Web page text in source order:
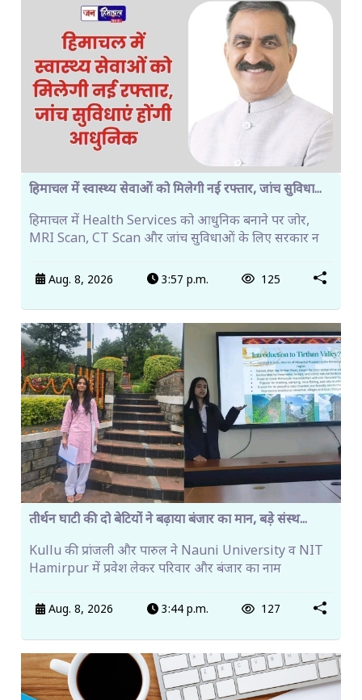
हिमाचल में स्वास्थ्य सेवाओं को मिलेगी नई रफ्तार, जांच सुविधा...
हिमाचल में Health Services को आधुनिक बनाने पर जोर,
MRI Scan, CT Scan और जांच सुविधाओं के लिए सरकार न
Aug. 8, 2026 3:57 p.m. 125
तीर्थन घाटी की दो बेटियों ने बढ़ाया बंजार का मान, बड़े संस्थ...
Kullu की प्रांजली और पारुल ने Nauni University व NIT
Hamirpur में प्रवेश लेकर परिवार और बंजार का नाम
Aug. 8, 2026 3:44 p.m. 127